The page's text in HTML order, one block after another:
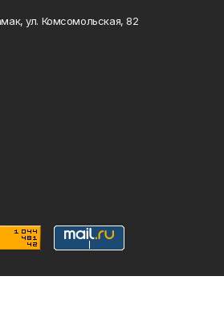
ул. Комсомольская, 82